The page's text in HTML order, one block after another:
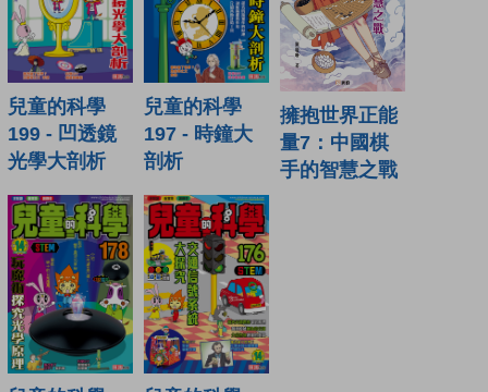
兒童的科學
199 - 凹透鏡
光學大剖析
兒童的科學
197 - 時鐘大
剖析
擁抱世界正能
量7：中國棋
手的智慧之戰